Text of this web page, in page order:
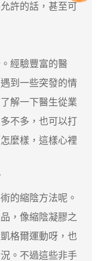
許的話，甚至可
經驗豐富的醫
到一些突發的情
解一下醫生從業
不多，也可以打
麼樣，這樣心裡
的縮陰方法呢。
，像縮陰凝膠之
格爾運動呀，也
。不過這些非手